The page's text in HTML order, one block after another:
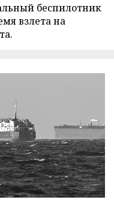
беспилотник
взлета на